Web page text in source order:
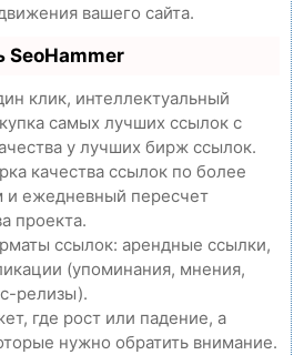
вашего сайта.
SeoHammer
клик, интеллектуальный
самых лучших ссылок с
у лучших бирж ссылок.
качества ссылок по более
и ежедневный пересчет
проекта.
ссылок: арендные ссылки,
(упоминания, мнения,
релизы).
где рост или падение, а
нужно обратить внимание.